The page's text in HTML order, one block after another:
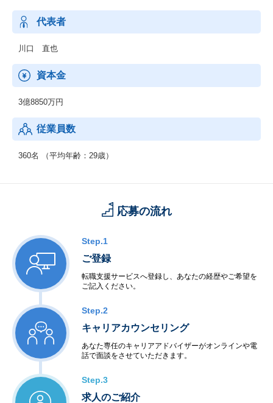
代表者
川口 直也
資本金
3億8850万円
従業員数
360名 （平均年齢：29歳）
応募の流れ
Step.1
ご登録
転職支援サービスへ登録し、あなたの経歴やご希望を
ご記入ください。
Step.2
キャリアカウンセリング
あなた専任のキャリアアドバイザーがオンラインや電
話で面談をさせていただきます。
Step.3
求人のご紹介